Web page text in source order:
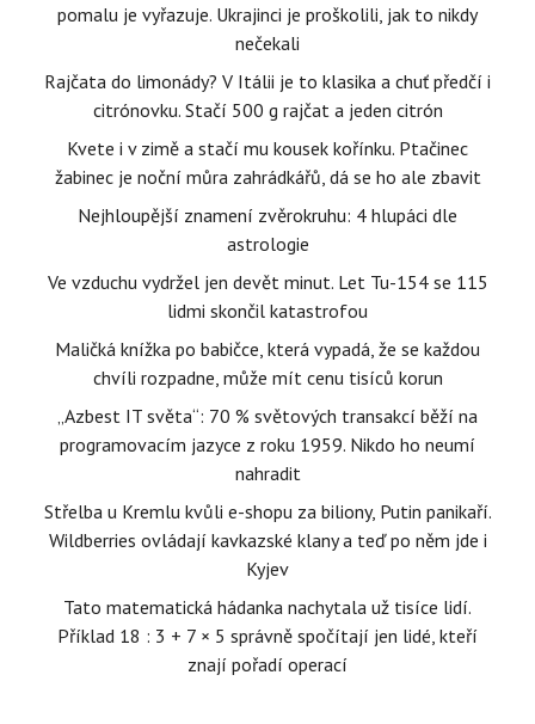
pomalu je vyřazuje. Ukrajinci je proškolili, jak to nikdy
nečekali
Rajčata do limonády? V Itálii je to klasika a chuť předčí i
citrónovku. Stačí 500 g rajčat a jeden citrón
Kvete i v zimě a stačí mu kousek kořínku. Ptačinec
žabinec je noční můra zahrádkářů, dá se ho ale zbavit
Nejhloupější znamení zvěrokruhu: 4 hlupáci dle
astrologie
Ve vzduchu vydržel jen devět minut. Let Tu-154 se 115
lidmi skončil katastrofou
Maličká knížka po babičce, která vypadá, že se každou
chvíli rozpadne, může mít cenu tisíců korun
„Azbest IT světa“: 70 % světových transakcí běží na
programovacím jazyce z roku 1959. Nikdo ho neumí
nahradit
Střelba u Kremlu kvůli e-shopu za biliony, Putin panikaří.
Wildberries ovládají kavkazské klany a teď po něm jde i
Kyjev
Tato matematická hádanka nachytala už tisíce lidí.
Příklad 18 : 3 + 7 × 5 správně spočítají jen lidé, kteří
znají pořadí operací